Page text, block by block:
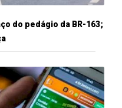
do pedágio da BR-163;